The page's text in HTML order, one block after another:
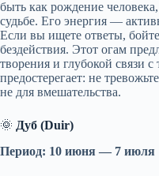
быть как рождение
судьбе. Его энергия —
Если вы ищете ответы,
бездействия. Этот огам
творения и глубокой связи
предостерегает: не
не для вмешательства.
🌞 Дуб (Duir)
Период: 10 июня — 7 июля